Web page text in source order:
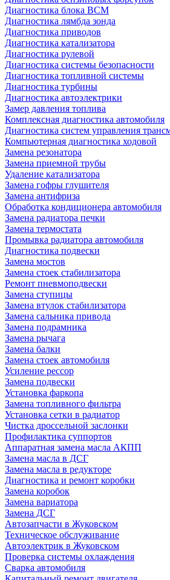
Диагностика блока BCM
Диагностика лямбда зонда
Диагностика приводов
Диагностика катализатора
Диагностика рулевой
Диагностика системы безопасности
Диагностика топливной системы
Диагностика турбины
Диагностика автоэлектрики
Замер давления топлива
Комплексная диагностика автомобиля
Диагностика систем управления
Компьютерная диагностика ходовой
Замена резонатора
Замена приемной трубы
Удаление катализатора
Замена гофры глушителя
Замена антифриза
Обработка кондиционера автомобиля
Замена радиатора печки
Замена термостата
Промывка радиатора автомобиля
Диагностика подвески
Замена мостов
Замена стоек стабилизатора
Ремонт пневмоподвески
Замена ступицы
Замена втулок стабилизатора
Замена сальника привода
Замена подрамника
Замена рычага
Замена балки
Замена стоек автомобиля
Усиление рессор
Замена подвески
Установка фаркопа
Замена топливного фильтра
Установка сетки в радиатор
Чистка дроссельной заслонки
Профилактика суппортов
Аппаратная замена масла АКПП
Замена масла в ДСГ
Замена масла в редукторе
Диагностика и ремонт коробки
Замена коробок
Замена вариатора
Замена ДСГ
Автозапчасти в Жуковском
Техническое обслуживание
Автоэлектрик в Жуковском
Проверка системы охлаждения
Сварка автомобиля